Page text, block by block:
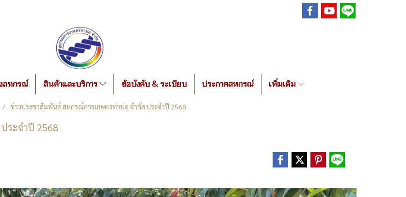
สหกรณ์ สินค้าและบริการ ข้อบังคับ & ระเบียบ ประกาศสหกรณ์ เพิ่มเติม
ข่าวประชาสัมพันธ์ สหกรณ์การเกษตรท่าบ่อ จำกัด ประจำปี 2568
ระจำปี 2568